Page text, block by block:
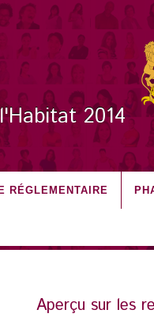
2014
RÉGLEMENTAIRE
Aperçu sur les